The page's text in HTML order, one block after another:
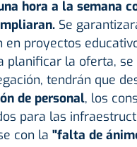
hora a la semana
Se
proyectos
planificar la oferta, se
tendrán que
de personal, los
para las
con la "falta de